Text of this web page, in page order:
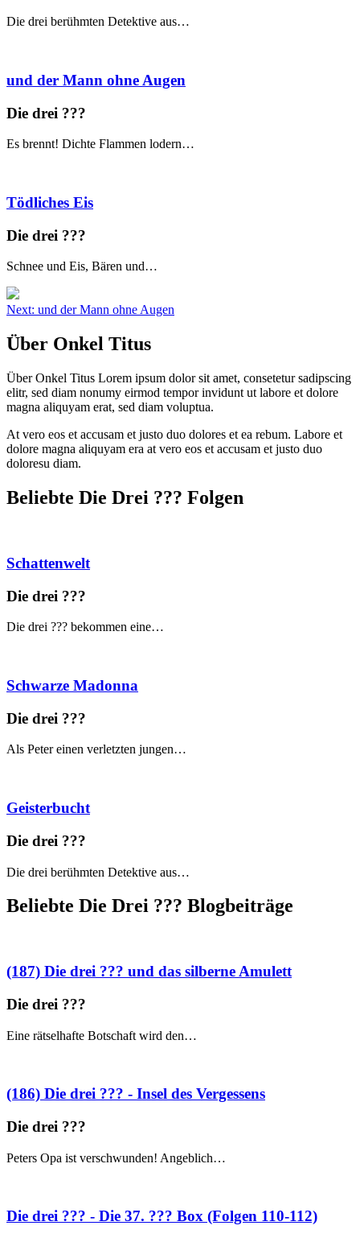
Die drei berühmten Detektive aus…
und der Mann ohne Augen
Die drei ???
Es brennt! Dichte Flammen lodern…
Tödliches Eis
Die drei ???
Schnee und Eis, Bären und…
Beitragsnavigation
Next: und der Mann ohne Augen
Über Onkel Titus
Über Onkel Titus Lorem ipsum dolor sit amet, consetetur sadipscing
elitr, sed diam nonumy eirmod tempor invidunt ut labore et dolore
magna aliquyam erat, sed diam voluptua.
At vero eos et accusam et justo duo dolores et ea rebum. Labore et
dolore magna aliquyam era at vero eos et accusam et justo duo
doloresu diam.
Beliebte Die Drei ??? Folgen
Schattenwelt
Die drei ???
Die drei ??? bekommen eine…
Schwarze Madonna
Die drei ???
Als Peter einen verletzten jungen…
Geisterbucht
Die drei ???
Die drei berühmten Detektive aus…
Beliebte Die Drei ??? Blogbeiträge
(187) Die drei ??? und das silberne Amulett
Die drei ???
Eine rätselhafte Botschaft wird den…
(186) Die drei ??? - Insel des Vergessens
Die drei ???
Peters Opa ist verschwunden! Angeblich…
Die drei ??? - Die 37. ??? Box (Folgen 110-112)